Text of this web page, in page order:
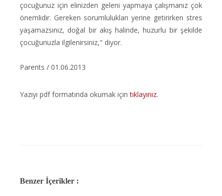
çocuğunuz için elinizden geleni yapmaya çalışmanız çok
önemlidir. Gereken sorumlulukları yerine getirirken stres
yaşamazsınız, doğal bir akış halinde, huzurlu bir şekilde
çocuğunuzla ilgilenirsiniz," diyor.
Parents / 01.06.2013
Yazıyı pdf formatında okumak içintıklayınız.
Benzer İçerikler :